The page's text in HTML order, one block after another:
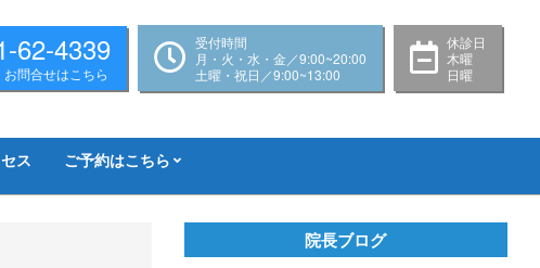
62-4339
お問合せはこちら
受付時間
月・火・水・金／9:00~20:00
土曜・祝日／9:00~13:00
休診日
木曜
日曜
ス ご予約はこちら
院長ブログ